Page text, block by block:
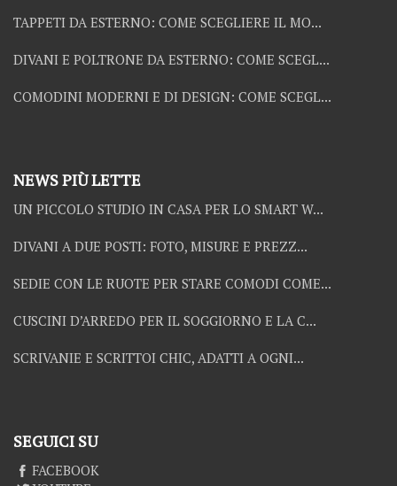
TAPPETI DA ESTERNO: COME SCEGLIERE IL MO...
DIVANI E POLTRONE DA ESTERNO: COME SCEGL...
COMODINI MODERNI E DI DESIGN: COME SCEGL...
NEWS PIÙ LETTE
UN PICCOLO STUDIO IN CASA PER LO SMART W...
DIVANI A DUE POSTI: FOTO, MISURE E PREZZ...
SEDIE CON LE RUOTE PER STARE COMODI COME...
CUSCINI D’ARREDO PER IL SOGGIORNO E LA C...
SCRIVANIE E SCRITTOI CHIC, ADATTI A OGNI...
SEGUICI SU
FACEBOOK